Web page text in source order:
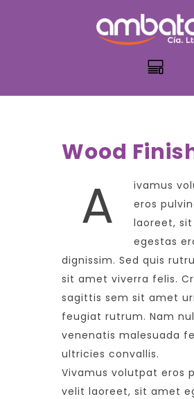
Wood
A
ivamus
eros
laoreet,
egestas
dignissim. Sed quis
sit amet viverra felis.
sagittis sem sit amet
feugiat rutrum. Nam
venenatis malesuada
ultricies convallis.
Vivamus volutpat eros
velit laoreet, sit amet